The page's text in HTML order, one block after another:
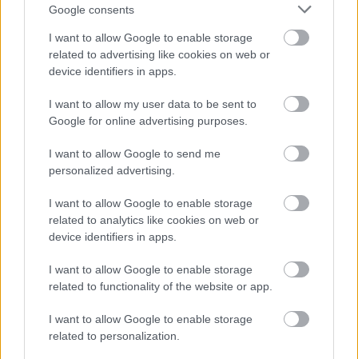
Google consents
I want to allow Google to enable storage
related to advertising like cookies on web or
device identifiers in apps.
I want to allow my user data to be sent to
Google for online advertising purposes.
I want to allow Google to send me
personalized advertising.
I want to allow Google to enable storage
related to analytics like cookies on web or
device identifiers in apps.
I want to allow Google to enable storage
related to functionality of the website or app.
I want to allow Google to enable storage
related to personalization.
6 dolog, amit minden anyának meg kell
tanítania a lányának